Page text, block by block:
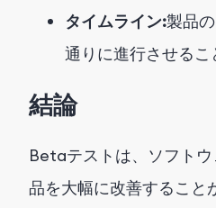
タイムライン:製品
通りに進行させるこ
結論
Betaテストは、ソフト
品を大幅に改善すること